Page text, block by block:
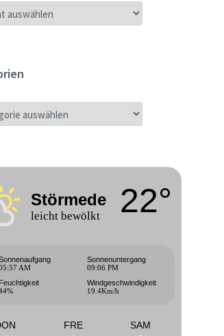
Störmede
leicht bewölkt 22°
AM
Sonnenuntergang
09:06 PM
Feuchtigkeit
Windgeschwindigkeit
19.4Km/h
FRE SAM